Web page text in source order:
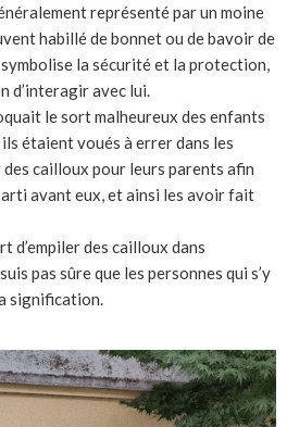
représenté par un moine
habillé de bonnet ou de bavoir de
la sécurité et la protection,
d’interagir avec lui.
le sort malheureux des enfants
étaient voués à errer dans les
cailloux pour leurs parents afin
avant eux, et ainsi les avoir fait
d’empiler des cailloux dans
pas sûre que les personnes qui s’y
signification.